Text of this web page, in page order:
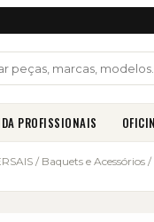
PROFISSIONAIS
/ Baquets e Acessórios /